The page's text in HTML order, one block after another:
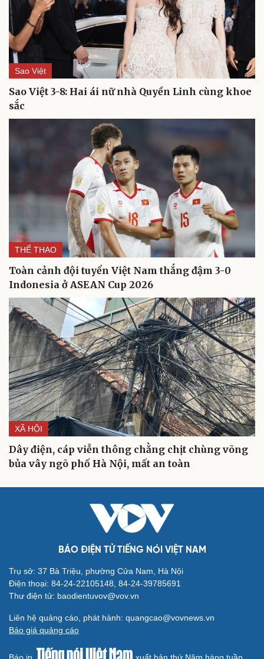
Sao Việt
Sao Việt 3-8: Hai ái nữ nhà Quyền Linh cùng khoe
sắc
THỂ THAO
Toàn cảnh đội tuyển Việt Nam thắng đậm 3-0
Indonesia ở ASEAN Cup 2026
XÃ HỘI
Dây điện, cáp viễn thông chằng chịt chùng võng
bủa vây ngõ phố Hà Nội, mất an toàn
BÁO ĐIỆN TỬ TIẾNG NÓI VIỆT NAM
Trụ sở: 37 Bà Triệu, phường Cửa Nam, Hà Nội
Điện thoại: 84-24-22105148, 84-24-39785691
Thư điện tử: baodientuvov@vov.vn
Liên hệ quảng cáo, phát hành: quangcao@vovnews.vn
Báo giá quảng cáo